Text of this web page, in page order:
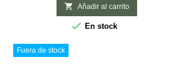
mundo del té ya que se puede usar con
cualquier baso o taza para el té o infusión. Es
ideal para té e infusiones, que requieran que
 Añadir al carrito
 En stock
Fuera de stock